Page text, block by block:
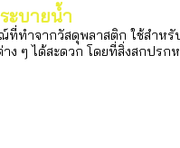
ะบายน้ำ
ที่ทำจากวัสดุพลาสติก ใช้สำห
ๆ ได้สะดวก โดยที่สิ่งสกปรกห